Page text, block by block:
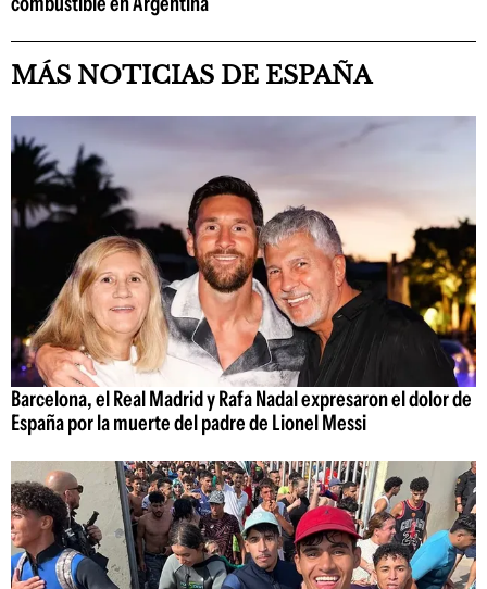
MÁS NOTICIAS DE ESPAÑA
Barcelona, el Real Madrid y Rafa Nadal expresaron el dolor de
España por la muerte del padre de Lionel Messi